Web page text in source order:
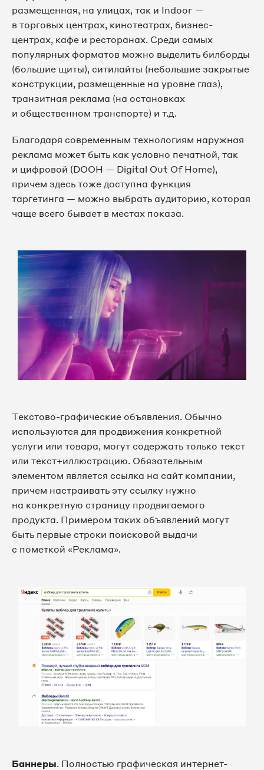
размещенная, на улицах, так и Indoor —
в торговых центрах, кинотеатрах, бизнес-
центрах, кафе и ресторанах. Среди самых
популярных форматов можно выделить билборды
(большие щиты), ситилайты (небольшие закрытые
конструкции, размещенные на уровне глаз),
транзитная реклама (на остановках
и общественном транспорте) и т.д.
Благодаря современным технологиям наружная
реклама может быть как условно печатной, так
и цифровой (DOOH — Digital Out Of Home),
причем здесь тоже доступна функция
таргетинга — можно выбрать аудиторию, которая
чаще всего бывает в местах показа.
Текстово-графические объявления. Обычно
используются для продвижения конкретной
услуги или товара, могут содержать только текст
или текст+иллюстрацию. Обязательным
элементом является ссылка на сайт компании,
причем настраивать эту ссылку нужно
на конкретную страницу продвигаемого
продукта. Примером таких объявлений могут
быть первые строки поисковой выдачи
с пометкой «Реклама».
Баннеры. Полностью графическая интернет-